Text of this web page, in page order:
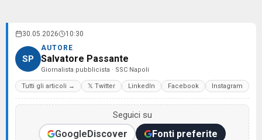
30.05.2026 10:30
SP
AUTORE
Salvatore Passante
Giornalista pubblicista · SSC Napoli
Tutti gli articoli → 𝕏 Twitter LinkedIn Facebook Instagram
Seguici su
GoogleDiscover Fonti preferite